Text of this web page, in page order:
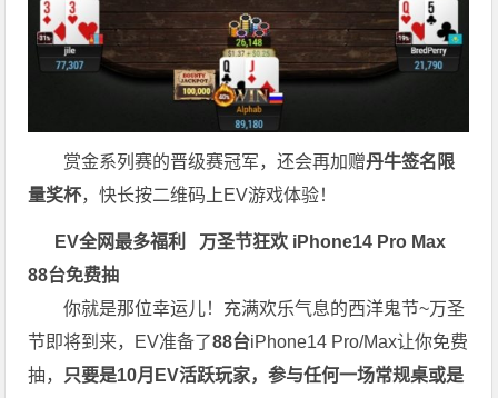
赏金系列赛的晋级赛冠军，还会再加赠丹牛签名限
量奖杯，快长按二维码上EV游戏体验！
EV全网最多福利 万圣节狂欢 iPhone14 Pro Max
88台免费抽
你就是那位幸运儿！充满欢乐气息的西洋鬼节~万圣
节即将到来，EV准备了88台iPhone14 Pro/Max让你免费
抽， 只要是10月EV活跃玩家，参与任何一场常规桌或是